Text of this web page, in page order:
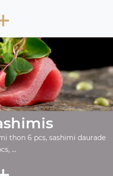
thon 6 pcs, sashimi daurade
...